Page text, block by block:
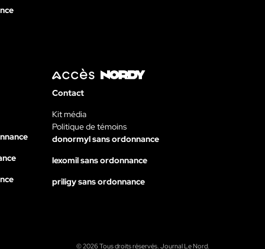
Contact
Kit média
Politique de témoins
donormyl sans ordonnance
lexomil sans ordonnance
priligy sans ordonnance
© 2026 Tous droits réservés. Journal Le Nord.